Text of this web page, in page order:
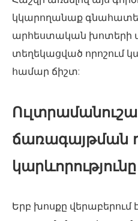
կկարողանաք
արհեստական ​​խոտերի
տեղեկացված որոշում
համար ճիշտ:
ճառագայթման
կարևորությունը
Երբ խոսքը վերաբերում է